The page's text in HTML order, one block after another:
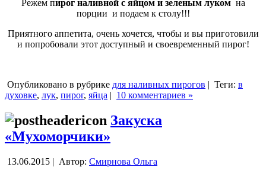
Режем пирог наливной с яйцом и зеленым луком на
порции и подаем к столу!!!
Приятного аппетита, очень хочется, чтобы и вы приготовили
и попробовали этот доступный и своевременный пирог!
Опубликовано в рубрике для наливных пирогов | Теги: в
духовке, лук, пирог, яйца | 10 комментариев »
Закуска
«Мухоморчики»
13.06.2015 | Автор: Смирнова Ольга